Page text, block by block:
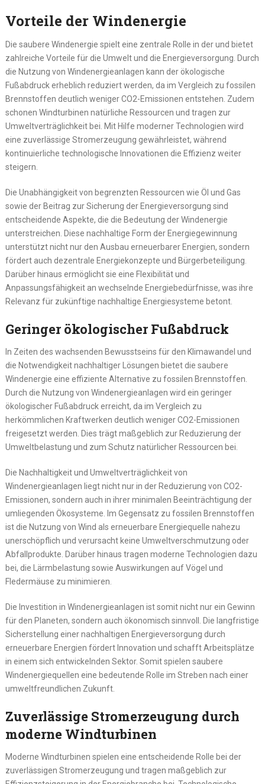
Vorteile der Windenergie
Die saubere Windenergie spielt eine zentrale Rolle in der und bietet
zahlreiche Vorteile für die Umwelt und die Energieversorgung. Durch
die Nutzung von Windenergieanlagen kann der ökologische
Fußabdruck erheblich reduziert werden, da im Vergleich zu fossilen
Brennstoffen deutlich weniger CO2-Emissionen entstehen. Zudem
schonen Windturbinen natürliche Ressourcen und tragen zur
Umweltverträglichkeit bei. Mit Hilfe moderner Technologien wird
eine zuverlässige Stromerzeugung gewährleistet, während
kontinuierliche technologische Innovationen die Effizienz weiter
steigern.
Die Unabhängigkeit von begrenzten Ressourcen wie Öl und Gas
sowie der Beitrag zur Sicherung der Energieversorgung sind
entscheidende Aspekte, die die Bedeutung der Windenergie
unterstreichen. Diese nachhaltige Form der Energiegewinnung
unterstützt nicht nur den Ausbau erneuerbarer Energien, sondern
fördert auch dezentrale Energiekonzepte und Bürgerbeteiligung.
Darüber hinaus ermöglicht sie eine Flexibilität und
Anpassungsfähigkeit an wechselnde Energiebedürfnisse, was ihre
Relevanz für zukünftige nachhaltige Energiesysteme betont.
Geringer ökologischer Fußabdruck
In Zeiten des wachsenden Bewusstseins für den Klimawandel und
die Notwendigkeit nachhaltiger Lösungen bietet die saubere
Windenergie eine effiziente Alternative zu fossilen Brennstoffen.
Durch die Nutzung von Windenergieanlagen wird ein geringer
ökologischer Fußabdruck erreicht, da im Vergleich zu
herkömmlichen Kraftwerken deutlich weniger CO2-Emissionen
freigesetzt werden. Dies trägt maßgeblich zur Reduzierung der
Umweltbelastung und zum Schutz natürlicher Ressourcen bei.
Die Nachhaltigkeit und Umweltverträglichkeit von
Windenergieanlagen liegt nicht nur in der Reduzierung von CO2-
Emissionen, sondern auch in ihrer minimalen Beeinträchtigung der
umliegenden Ökosysteme. Im Gegensatz zu fossilen Brennstoffen
ist die Nutzung von Wind als erneuerbare Energiequelle nahezu
unerschöpflich und verursacht keine Umweltverschmutzung oder
Abfallprodukte. Darüber hinaus tragen moderne Technologien dazu
bei, die Lärmbelastung sowie Auswirkungen auf Vögel und
Fledermäuse zu minimieren.
Die Investition in Windenergieanlagen ist somit nicht nur ein Gewinn
für den Planeten, sondern auch ökonomisch sinnvoll. Die langfristige
Sicherstellung einer nachhaltigen Energieversorgung durch
erneuerbare Energien fördert Innovation und schafft Arbeitsplätze
in einem sich entwickelnden Sektor. Somit spielen saubere
Windenergiequellen eine bedeutende Rolle im Streben nach einer
umweltfreundlichen Zukunft.
Zuverlässige Stromerzeugung durch
moderne Windturbinen
Moderne Windturbinen spielen eine entscheidende Rolle bei der
zuverlässigen Stromerzeugung und tragen maßgeblich zur